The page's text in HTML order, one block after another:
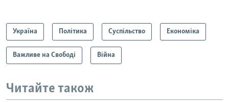
Україна Політика Суспільство Економіка
Важливе на Свободі Війна
Читайте також